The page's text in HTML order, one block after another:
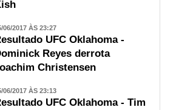
06/2017 ÀS 23:27
UFC Oklahoma -
Reyes derrota
Christensen
06/2017 ÀS 23:13
UFC Oklahoma - Tim